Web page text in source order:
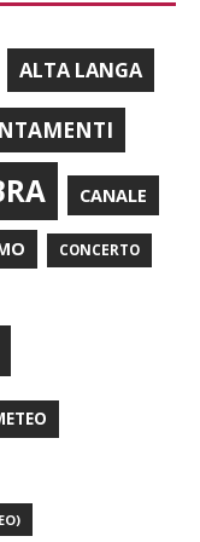
ALTA LANGA
CANALE
CONCERTO